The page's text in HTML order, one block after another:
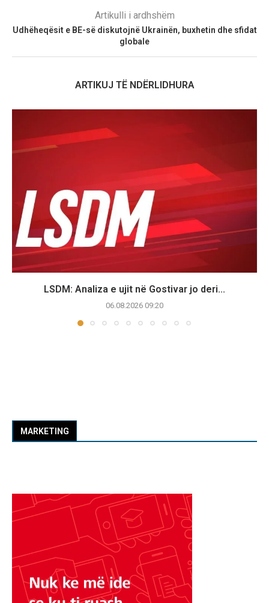
Artikulli i ardhshëm
Udhëheqësit e BE-së diskutojnë Ukrainën, buxhetin dhe sfidat
globale
ARTIKUJ TË NDËRLIDHURA
LSDM: Analiza e ujit në Gostivar jo deri...
06.08.2026 09:20
MARKETING